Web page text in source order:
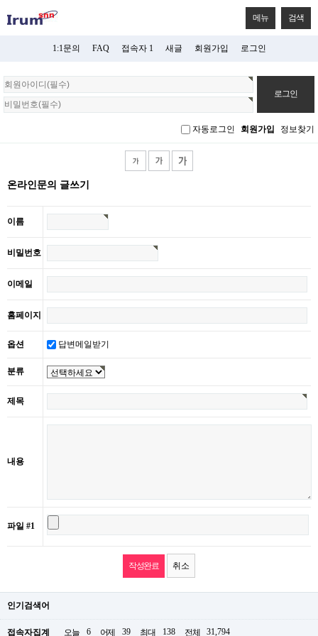
메뉴 검색
1:1문의 FAQ 접속자 1 새글 회원가입 로그인
회
원
로
자동로그인 회원가입 정보찾기
온라인문의 글쓰기
이름
비밀번호
이메일
홈페이지
옵션 답변메일받기
분류
제목
내용
파일 #1
취소
인기검색어
접속자집계 오늘 6 어제 39 최대 138 전체 31,794